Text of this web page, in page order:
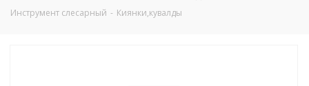
Инструмент слесарный - Киянки,кувалды